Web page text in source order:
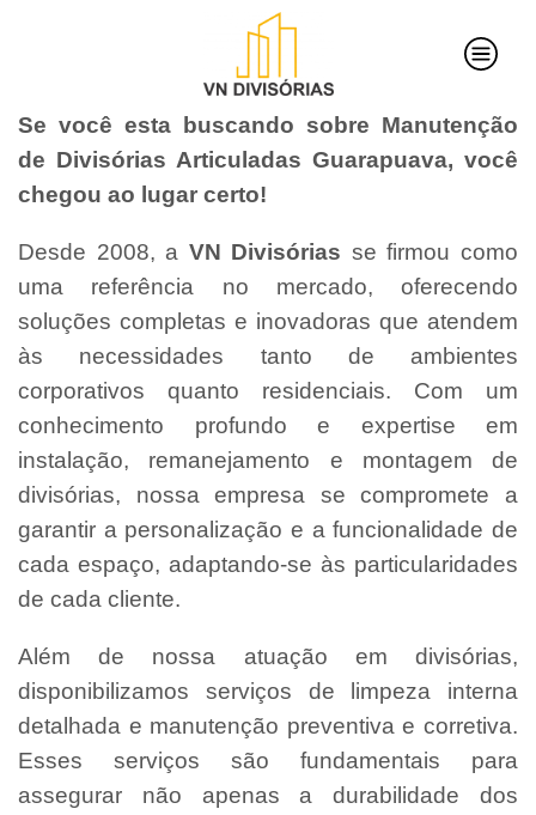
Se você esta buscando sobre Manutenção
de Divisórias Articuladas Guarapuava, você
chegou ao lugar certo!
Desde 2008, a VN Divisórias se firmou como
uma referência no mercado, oferecendo
soluções completas e inovadoras que atendem
às necessidades tanto de ambientes
corporativos quanto residenciais. Com um
conhecimento profundo e expertise em
instalação, remanejamento e montagem de
divisórias, nossa empresa se compromete a
garantir a personalização e a funcionalidade de
cada espaço, adaptando-se às particularidades
de cada cliente.
Além de nossa atuação em divisórias,
disponibilizamos serviços de limpeza interna
detalhada e manutenção preventiva e corretiva.
Esses serviços são fundamentais para
assegurar não apenas a durabilidade dos